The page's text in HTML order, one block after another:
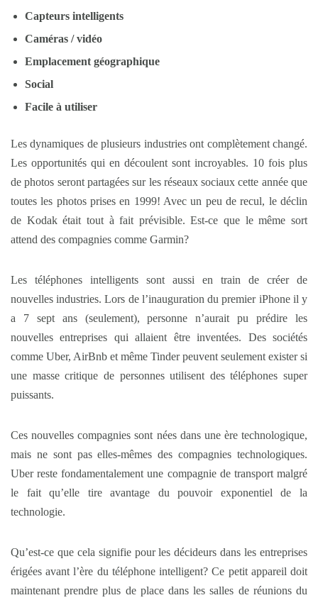
Capteurs intelligents
Caméras / vidéo
Emplacement géographique
Social
Facile à utiliser
Les dynamiques de plusieurs industries ont complètement changé.
Les opportunités qui en découlent sont incroyables. 10 fois plus
de photos seront partagées sur les réseaux sociaux cette année que
toutes les photos prises en 1999! Avec un peu de recul, le déclin
de Kodak était tout à fait prévisible. Est-ce que le même sort
attend des compagnies comme Garmin?
Les téléphones intelligents sont aussi en train de créer de
nouvelles industries. Lors de l’inauguration du premier iPhone il y
a 7 sept ans (seulement), personne n’aurait pu prédire les
nouvelles entreprises qui allaient être inventées. Des sociétés
comme Uber, AirBnb et même Tinder peuvent seulement exister si
une masse critique de personnes utilisent des téléphones super
puissants.
Ces nouvelles compagnies sont nées dans une ère technologique,
mais ne sont pas elles-mêmes des compagnies technologiques.
Uber reste fondamentalement une compagnie de transport malgré
le fait qu’elle tire avantage du pouvoir exponentiel de la
technologie.
Qu’est-ce que cela signifie pour les décideurs dans les entreprises
érigées avant l’ère du téléphone intelligent? Ce petit appareil doit
maintenant prendre plus de place dans les salles de réunions du